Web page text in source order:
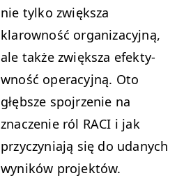
nie tylko zwięk­sza
klarowność orga­ni­za­cyjną,
ale także zwięk­sza efek­ty­
wność oper­a­cyjną. Oto
głęb­sze spo­jrze­nie na
znacze­nie ról RACI i jak
przy­czy­ni­a­ją się do udanych
wyników projektów.